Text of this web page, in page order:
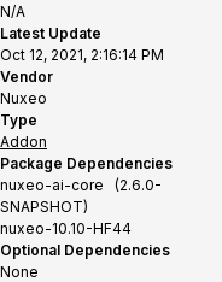
N/A
Latest Update
Oct 12, 2021, 2:16:14 PM
Vendor
Nuxeo
Type
Addon
Package Dependencies
nuxeo-ai-core (2.6.0-
SNAPSHOT)
nuxeo-10.10-HF44
Optional Dependencies
None